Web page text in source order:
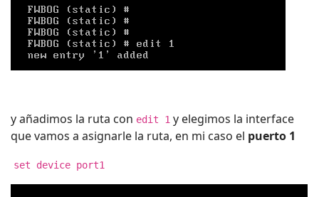
y añadimos la ruta con edit 1 y elegimos la interface
que vamos a asignarle la ruta, en mi caso el puerto 1
set device port1